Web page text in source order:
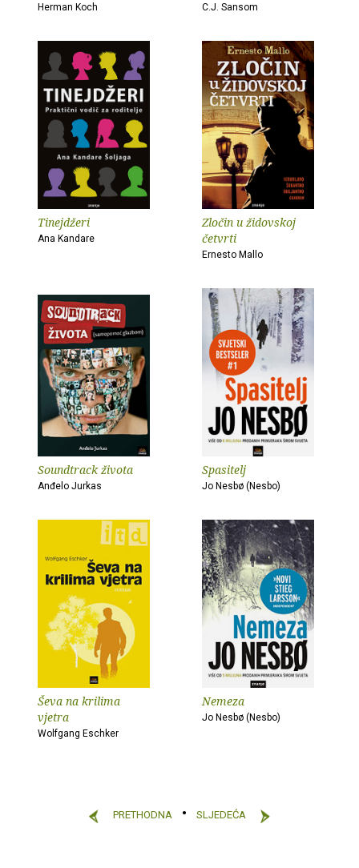
Herman Koch C.J. Sansom
Tinejdžeri
Ana Kandare
Zločin u židovskoj
četvrti
Ernesto Mallo
Soundtrack života
Anđelo Jurkas
Spasitelj
Jo Nesbø (Nesbo)
Ševa na krilima
vjetra
Wolfgang Eschker
Nemeza
Jo Nesbø (Nesbo)
PRETHODNA SLJEDEĆA